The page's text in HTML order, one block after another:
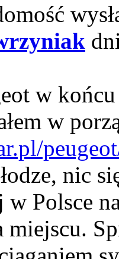
w
w
nic
Polsce
miejscu.